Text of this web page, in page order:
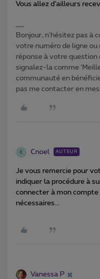
Vous allez d’ailleurs
Bonjour, n'hésitez pas à
votre numéro de ligne ou
réponse à votre question
signalez-la comme
communauté en
pas me contacter en
C Cnoel AUTEUR
Je vous remercie pour
indiquer la procédure à
connecter à mon
nécessaires...
Vanessa P